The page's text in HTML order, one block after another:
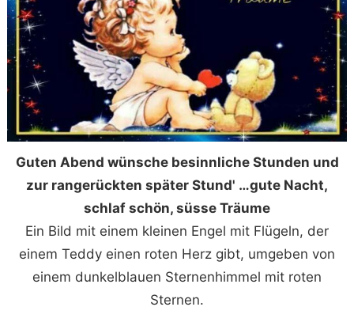
Guten Abend wünsche besinnliche Stunden und
zur rangerückten später Stund' …gute Nacht,
schlaf schön, süsse Träume
Ein Bild mit einem kleinen Engel mit Flügeln, der
einem Teddy einen roten Herz gibt, umgeben von
einem dunkelblauen Sternenhimmel mit roten
Sternen.